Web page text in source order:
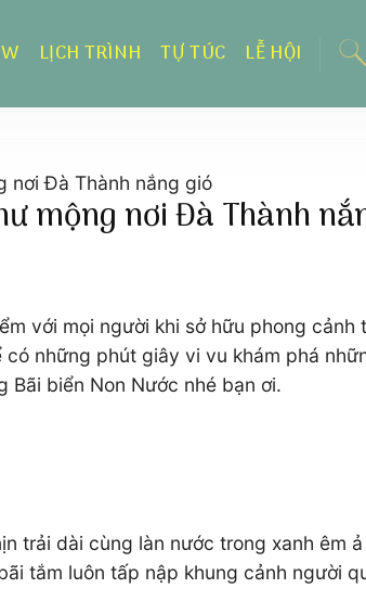
LỊCH TRÌNH TỰ TÚC LỄ HỘI
nơi Đà Thành nắng gió
mộng nơi Đà Thành
với mọi người khi sở hữu phong cảnh
những phút giây vi vu khám phá
biển Non Nước nhé bạn ơi.
trải dài cùng làn nước trong xanh êm
tắm luôn tấp nập khung cảnh người